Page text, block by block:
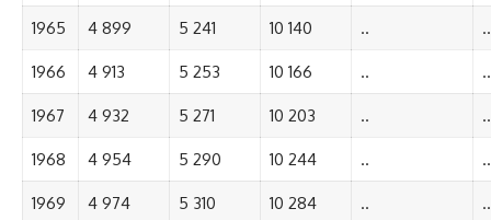
1965 4 899 5 241 10 140 .. ..
1966 4 913 5 253 10 166 .. ..
1967 4 932 5 271 10 203 .. ..
1968 4 954 5 290 10 244 .. ..
1969 4 974 5 310 10 284 .. ..